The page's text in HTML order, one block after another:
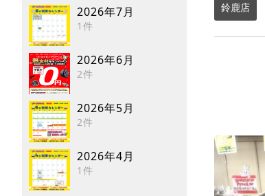
2026年7月
1件
2026年6月
2件
2026年5月
2件
2026年4月
1件
鈴鹿店